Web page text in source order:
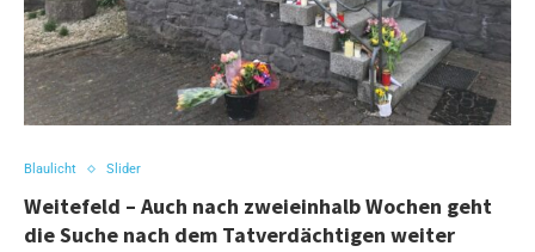
Blaulicht Slider
Weitefeld – Auch nach zweieinhalb Wochen geht
die Suche nach dem Tatverdächtigen weiter